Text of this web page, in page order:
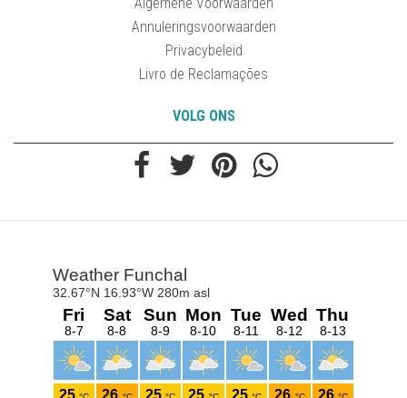
Annuleringsvoorwaarden
Privacybeleid
Livro de Reclamações
VOLG ONS